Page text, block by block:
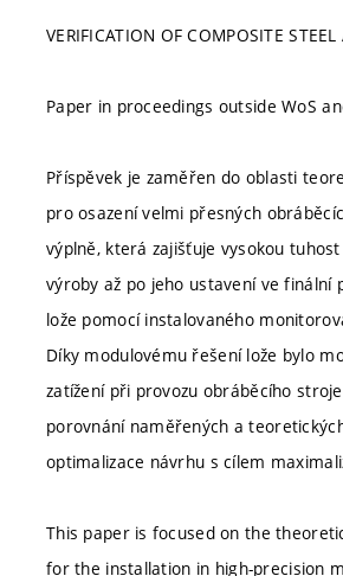
VERIFICATION OF COMPOSITE
Paper in proceedings outside WoS
Příspěvek je zaměřen do oblasti
pro osazení velmi přesných
výplně, která zajišťuje vysokou
výroby až po jeho ustavení ve finální
lože pomocí instalovaného
Díky modulovému řešení lože bylo
zatížení při provozu obráběcího
porovnání naměřených a
optimalizace návrhu s cílem
This paper is focused on the
for the installation in high-precision